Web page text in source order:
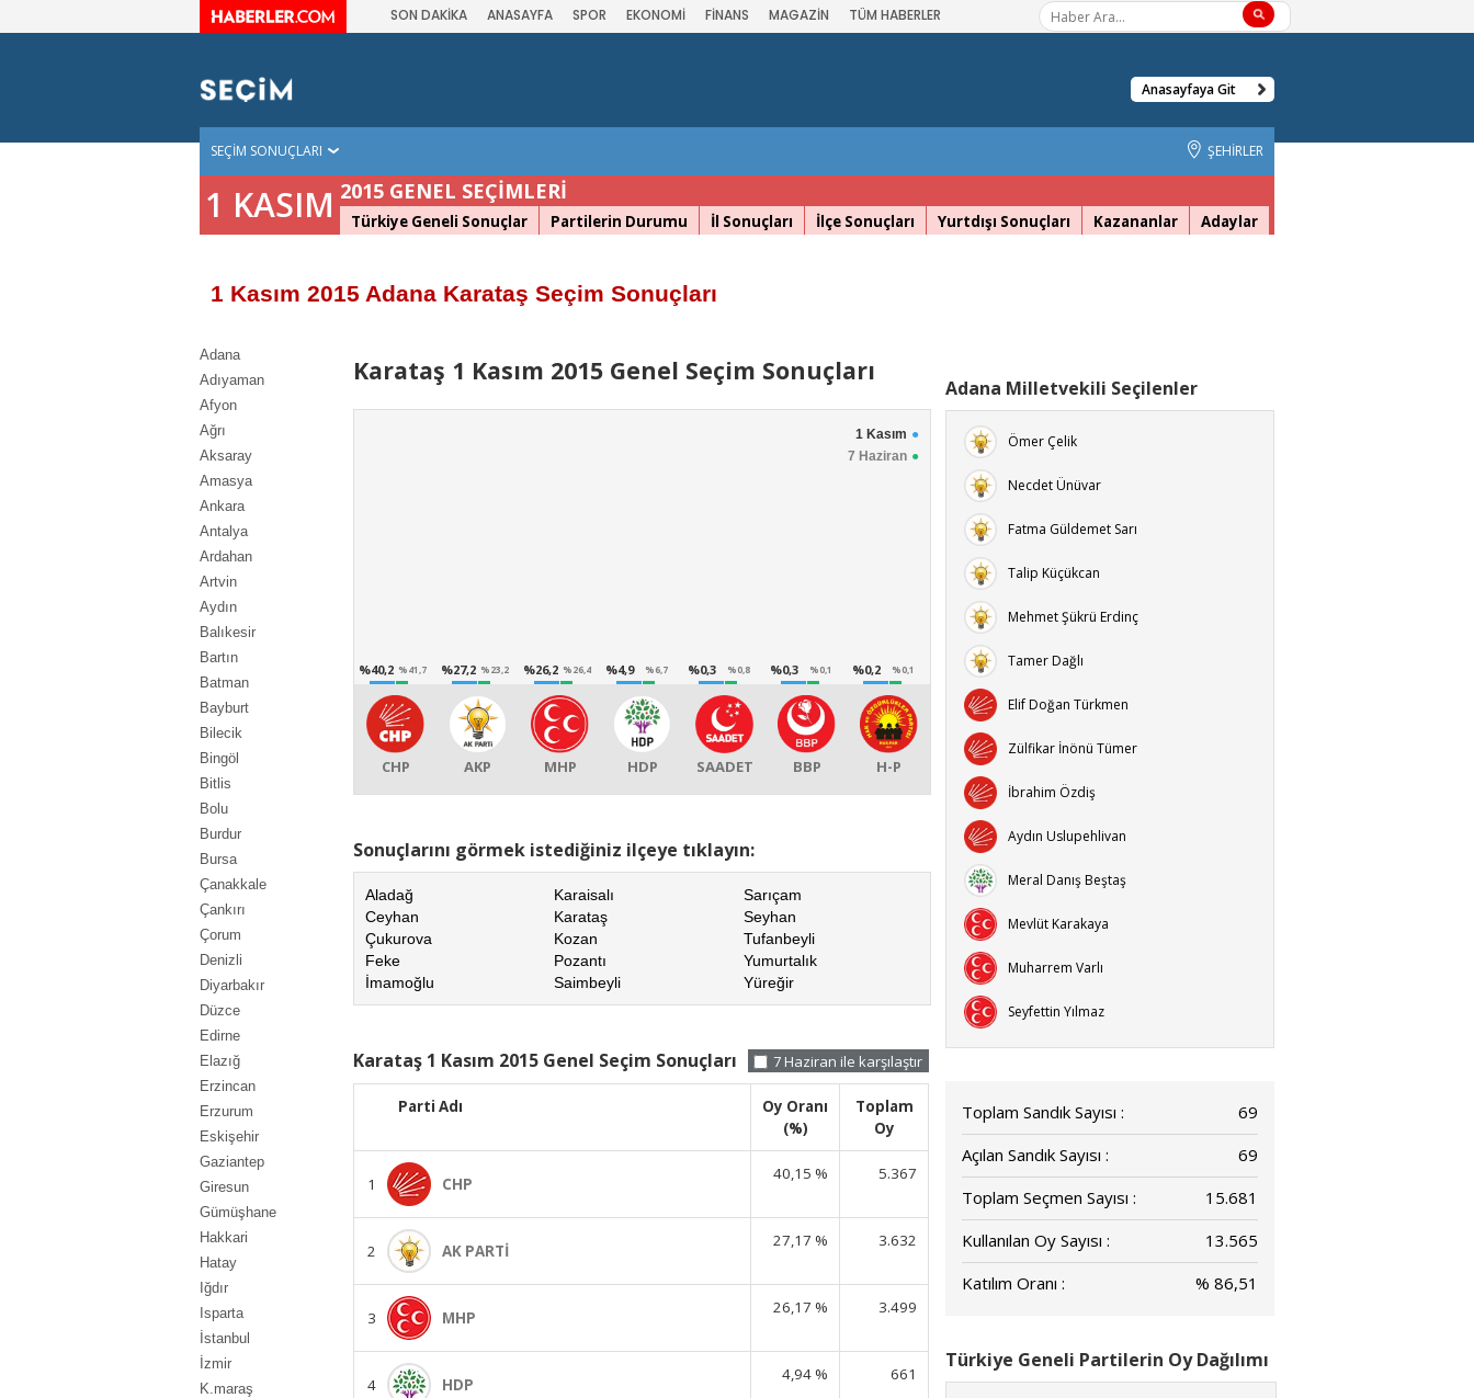
SON DAKİKA ANASAYFA SPOR EKONOMİ FİNANS MAGAZİN TÜM HABERLER
Anasayfaya Git
SEÇİM SONUÇLARI ŞEHİRLER
1 KASIM 2015 GENEL SEÇİMLERİ
Türkiye Geneli Sonuçlar Partilerin Durumu İl Sonuçları İlçe Sonuçları Yurtdışı Sonuçları Kazananlar Adaylar
1 Kasım 2015 Adana Karataş Seçim Sonuçları
Adana
Adıyaman
Afyon
Ağrı
Aksaray
Amasya
Ankara
Antalya
Ardahan
Artvin
Aydın
Balıkesir
Bartın
Batman
Bayburt
Bilecik
Bingöl
Bitlis
Bolu
Burdur
Bursa
Çanakkale
Çankırı
Çorum
Denizli
Diyarbakır
Düzce
Edirne
Elazığ
Erzincan
Erzurum
Eskişehir
Gaziantep
Giresun
Gümüşhane
Hakkari
Hatay
Iğdır
Isparta
İstanbul
İzmir
K.maraş
Karataş 1 Kasım 2015 Genel Seçim Sonuçları
1 Kasım
7 Haziran
%40,2 %41,7
CHP
%27,2 %23,2
AKP
%26,2 %26,4
MHP
%4,9 %6,7
HDP
%0,3 %0,8
SAADET
%0,3 %0,1
BBP
%0,2 %0,1
H-P
Sonuçlarını görmek istediğiniz ilçeye tıklayın:
Aladağ
Ceyhan
Çukurova
Feke
İmamoğlu
Karaisalı
Karataş
Kozan
Pozantı
Saimbeyli
Sarıçam
Seyhan
Tufanbeyli
Yumurtalık
Yüreğir
Karataş 1 Kasım 2015 Genel Seçim Sonuçları 7 Haziran ile karşılaştır
Parti Adı
Oy Oranı
(%)
Toplam
Oy
1 CHP
40,15 % 5.367
2 AK PARTİ
27,17 % 3.632
3 MHP
26,17 % 3.499
4 HDP
4,94 % 661
Adana Milletvekili Seçilenler
Ömer Çelik
Necdet Ünüvar
Fatma Güldemet Sarı
Talip Küçükcan
Mehmet Şükrü Erdinç
Tamer Dağlı
Elif Doğan Türkmen
Zülfikar İnönü Tümer
İbrahim Özdiş
Aydın Uslupehlivan
Meral Danış Beştaş
Mevlüt Karakaya
Muharrem Varlı
Seyfettin Yılmaz
Toplam Sandık Sayısı :
69
Açılan Sandık Sayısı :
69
Toplam Seçmen Sayısı :
15.681
Kullanılan Oy Sayısı :
13.565
Katılım Oranı :
% 86,51
Türkiye Geneli Partilerin Oy Dağılımı